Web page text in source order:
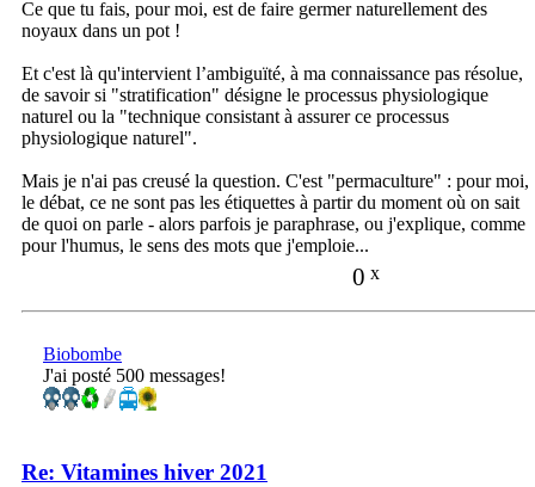
Ce que tu fais, pour moi, est de faire germer naturellement des
noyaux dans un pot !
Et c'est là qu'intervient l’ambiguïté, à ma connaissance pas résolue,
de savoir si "stratification" désigne le processus physiologique
naturel ou la "technique consistant à assurer ce processus
physiologique naturel".
Mais je n'ai pas creusé la question. C'est "permaculture" : pour moi,
le débat, ce ne sont pas les étiquettes à partir du moment où on sait
de quoi on parle - alors parfois je paraphrase, ou j'explique, comme
pour l'humus, le sens des mots que j'emploie...
0 x
Biobombe
J'ai posté 500 messages!
Re: Vitamines hiver 2021